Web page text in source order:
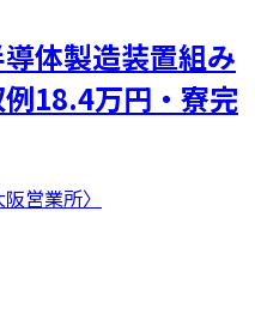
体製造装置組み
18.4万円・寮完
営業所〉